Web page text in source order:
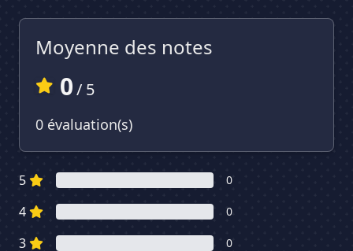
Moyenne des notes
0/ 5
0 évaluation(s)
5 0
4 0
3 0